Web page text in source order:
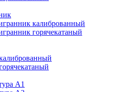
калиброванный
горячекатаный
А1